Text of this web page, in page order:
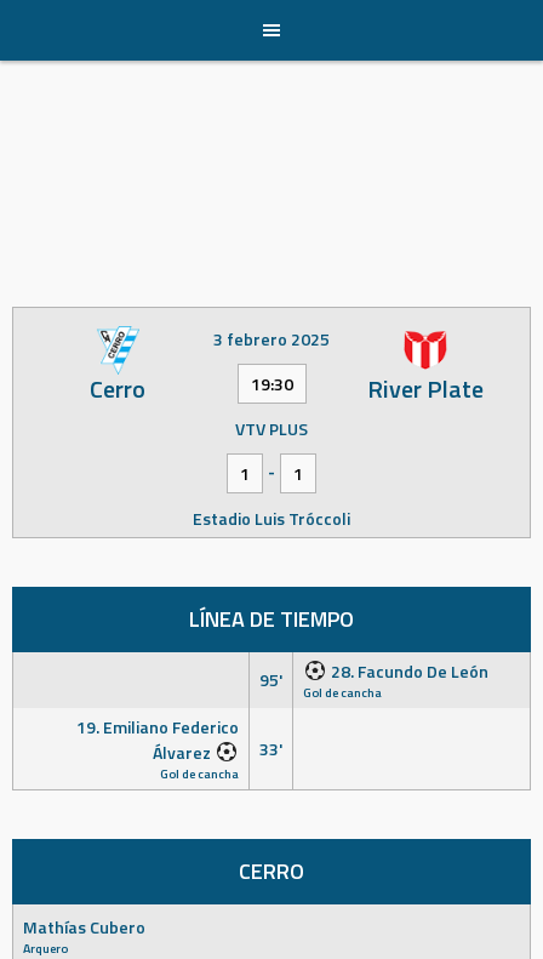
content
Cerro River Plate
3 febrero 2025
19:30
VTV PLUS
1
-
1
Estadio Luis Tróccoli
LÍNEA DE TIEMPO
95' 28. Facundo De León
Gol de cancha
19. Emiliano Federico
Álvarez
Gol de cancha
33'
CERRO
Mathías Cubero
Arquero